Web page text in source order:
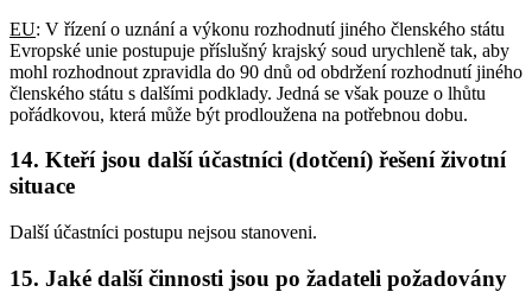
EU: V řízení o uznání a výkonu rozhodnutí jiného členského státu
Evropské unie postupuje příslušný krajský soud urychleně tak, aby
mohl rozhodnout zpravidla do 90 dnů od obdržení rozhodnutí jiného
členského státu s dalšími podklady. Jedná se však pouze o lhůtu
pořádkovou, která může být prodloužena na potřebnou dobu.
14. Kteří jsou další účastníci (dotčení) řešení životní
situace
Další účastníci postupu nejsou stanoveni.
15. Jaké další činnosti jsou po žadateli požadovány